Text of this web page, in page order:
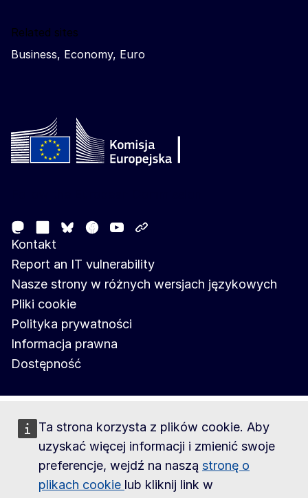
Ta strona korzysta z plików cookie. Aby
uzyskać więcej informacji i zmienić swoje
preferencje, wejdź na naszą stronę o
plikach cookie lub kliknij link w
Related sites
Business, Economy, Euro
MastodonLinkedIn
Bluesky
Facebook
Youtube
Kontakt
Report an IT vulnerability
Nasze strony w różnych wersjach językowych
Pliki cookie
Polityka prywatności
Informacja prawna
Dostępność